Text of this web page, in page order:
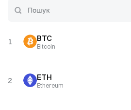
1 BTC
Bitcoin
2 ETH
Ethereum